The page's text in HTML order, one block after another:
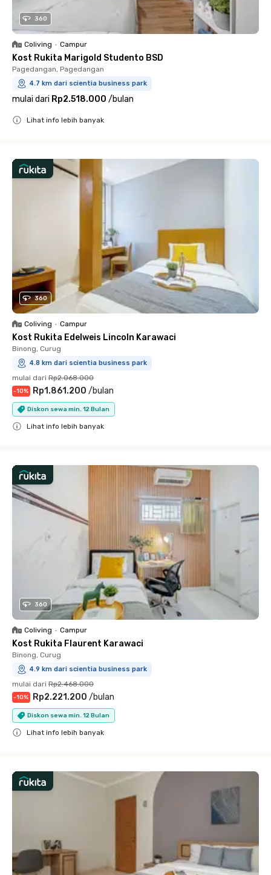
360
Coliving • Campur
Kost Rukita Marigold Studento BSD
Pagedangan, Pagedangan
4.7 km dari scientia business park
mulai dari Rp2.518.000 /bulan
Lihat info lebih banyak
360
Coliving • Campur
Kost Rukita Edelweis Lincoln Karawaci
Binong, Curug
4.8 km dari scientia business park
mulai dari Rp2.068.000
-10% Rp1.861.200 /bulan
Diskon sewa min. 12 Bulan
Lihat info lebih banyak
360
Coliving • Campur
Kost Rukita Flaurent Karawaci
Binong, Curug
4.9 km dari scientia business park
mulai dari Rp2.468.000
-10% Rp2.221.200 /bulan
Diskon sewa min. 12 Bulan
Lihat info lebih banyak